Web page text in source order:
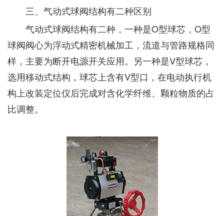
三、气动式球阀结构有二种区别
气动式球阀结构有二种，一种是O型球芯，O型
球阀阀心为浮动式精密机械加工，流道与管路规格同
样，主要为断开电源开关应用。另一种是V型球芯，
选用移动式结构，球芯上含有V型口，在电动执行机
构上改装定位仪后完成对含化学纤维、颗粒物质的占
比调整。